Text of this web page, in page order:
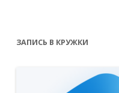
ЗАПИСЬ В КРУЖКИ